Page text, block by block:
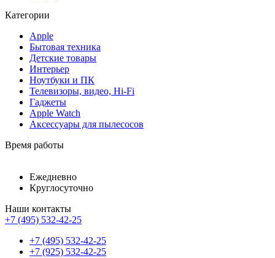
Категории
Apple
Бытовая техника
Детские товары
Интерьер
Ноутбуки и ПК
Телевизоры, видео, Hi-Fi
Гаджеты
Apple Watch
Аксессуары для пылесосов
Время работы
Ежедневно
Круглосуточно
Наши контакты
+7 (495) 532-42-25
+7 (495) 532-42-25
+7 (925) 532-42-25